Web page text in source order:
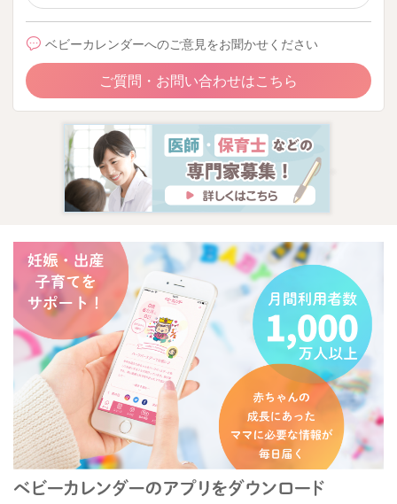
ベビーカレンダーへのご意見をお聞かせください
ご質問・お問い合わせはこちら